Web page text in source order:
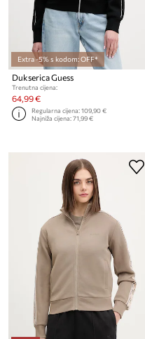
Extra -5% s kodom: OFF*
Dukserica Guess
Trenutna cijena:
64,99 €
Regularna cijena:109,90 €
Najniža cijena:71,99 €